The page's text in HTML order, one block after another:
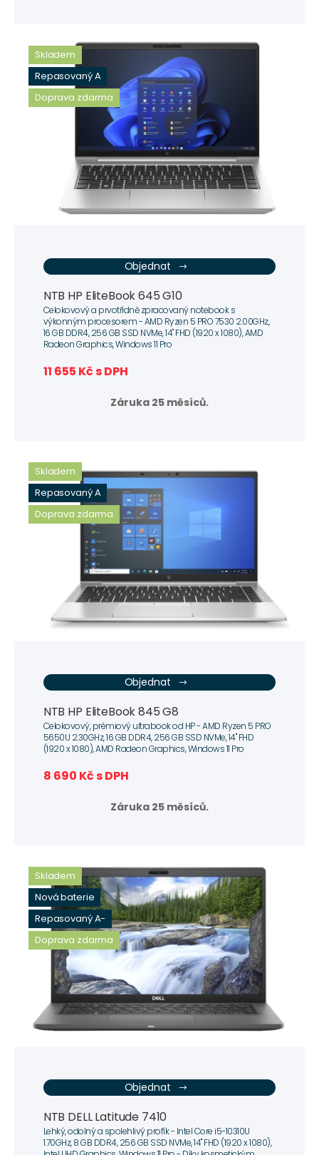
Skladem
Repasovaný A
Doprava zdarma
Objednat
NTB HP EliteBook 645 G10
Celokovový a prvotřídně zpracovaný notebook s
výkonným procesorem - AMD Ryzen 5 PRO 7530 2.00GHz,
16 GB DDR4, 256 GB SSD NVMe, 14" FHD (1920 x 1080), AMD
Radeon Graphics, Windows 11 Pro
11 655 Kč s DPH
Záruka 25 měsíců.
Skladem
Repasovaný A
Doprava zdarma
Objednat
NTB HP EliteBook 845 G8
Celokovový, prémiový ultrabook od HP - AMD Ryzen 5 PRO
5650U 2.30GHz, 16 GB DDR4, 256 GB SSD NVMe, 14" FHD
(1920 x 1080), AMD Radeon Graphics, Windows 11 Pro
8 690 Kč s DPH
Záruka 25 měsíců.
Skladem
Nová baterie
Repasovaný A-
Doprava zdarma
Objednat
NTB DELL Latitude 7410
Lehký, odolný a spolehlivý profík - Intel Core i5-10310U
1.70GHz, 8 GB DDR4, 256 GB SSD NVMe, 14" FHD (1920 x 1080),